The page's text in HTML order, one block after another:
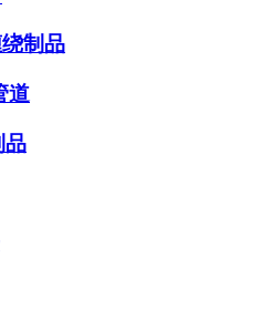
制品
道
品